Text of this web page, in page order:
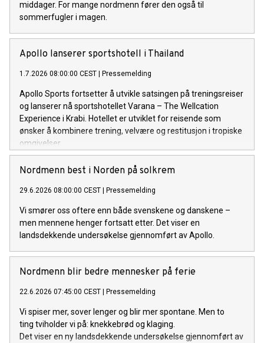
middager. For mange nordmenn fører den også til
sommerfugler i magen.
Apollo lanserer sportshotell i Thailand
1.7.2026 08:00:00 CEST | Pressemelding
Apollo Sports fortsetter å utvikle satsingen på treningsreiser
og lanserer nå sportshotellet Varana – The Wellcation
Experience i Krabi. Hotellet er utviklet for reisende som
ønsker å kombinere trening, velvære og restitusjon i tropiske
omgivelser.
Nordmenn best i Norden på solkrem
29.6.2026 08:00:00 CEST | Pressemelding
Vi smører oss oftere enn både svenskene og danskene –
men mennene henger fortsatt etter. Det viser en
landsdekkende undersøkelse gjennomført av Apollo.
Nordmenn blir bedre mennesker på ferie
22.6.2026 07:45:00 CEST | Pressemelding
Vi spiser mer, sover lenger og blir mer spontane. Men to
ting tviholder vi på: knekkebrød og klaging.
Det viser en ny landsdekkende undersøkelse gjennomført av